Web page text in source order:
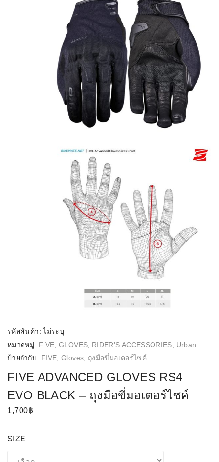
รหัสสินค้า:ไม่ระบุ
หมวดหมู่: FIVE ,GLOVES RIDER'S ACCESSORIES
Urban
ป้ายกำกับ: FIVE ,Gloves ถุงมือขี่มอเตอร์ไซค์
FIVE ADVANCED GLOVES RS4
EVO BLACK – ถุงมือขี่มอเตอร์ไซค์
1,700฿
SIZE